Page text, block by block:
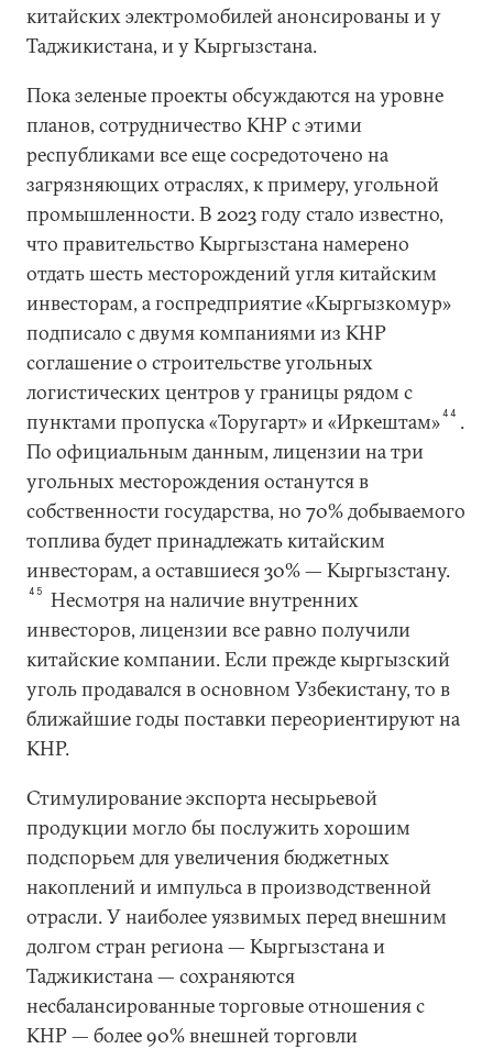
китайских электромобилей анонсированы и у
Таджикистана, и у Кыргызстана.
Пока зеленые проекты обсуждаются на уровне
планов, сотрудничество КНР с этими
республиками все еще сосредоточено на
загрязняющих отраслях, к примеру, угольной
промышленности. В 2023 году стало известно,
что правительство Кыргызстана намерено
отдать шесть месторождений угля китайским
инвесторам, а госпредприятие «Кыргызкомур»
подписало с двумя компаниями из КНР
соглашение о строительстве угольных
логистических центров у границы рядом с
пунктами пропуска «Торугарт» и «Иркештам»44 .
По официальным данным, лицензии на три
угольных месторождения останутся в
собственности государства, но 70% добываемого
топлива будет принадлежать китайским
инвесторам, а оставшиеся 30% — Кыргызстану.
45
Несмотря на наличие внутренних
инвесторов, лицензии все равно получили
китайские компании. Если прежде кыргызский
уголь продавался в основном Узбекистану, то в
ближайшие годы поставки переориентируют на
КНР.
Стимулирование экспорта несырьевой
продукции могло бы послужить хорошим
подспорьем для увеличения бюджетных
накоплений и импульса в производственной
отрасли. У наиболее уязвимых перед внешним
долгом стран региона — Кыргызстана и
Таджикистана — сохраняются
несбалансированные торговые отношения с
КНР — более 90% внешней торговли